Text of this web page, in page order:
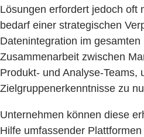
Lösungen erfordert jedoch oft
bedarf einer strategischen
Datenintegration im
Zusammenarbeit zwischen
Produkt- und Analyse-Teams,
Zielgruppenerkenntnisse zu
Unternehmen können diese
Hilfe umfassender